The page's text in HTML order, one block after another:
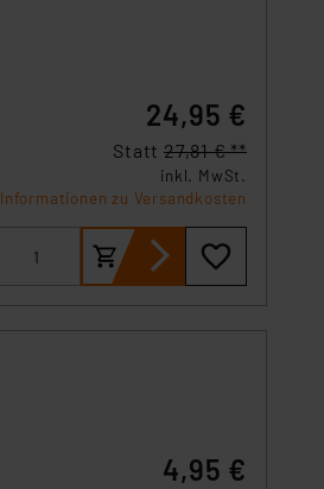
24,95 €
Statt 27,81 € **
inkl. MwSt.
Informationen zu Versandkosten
4,95 €